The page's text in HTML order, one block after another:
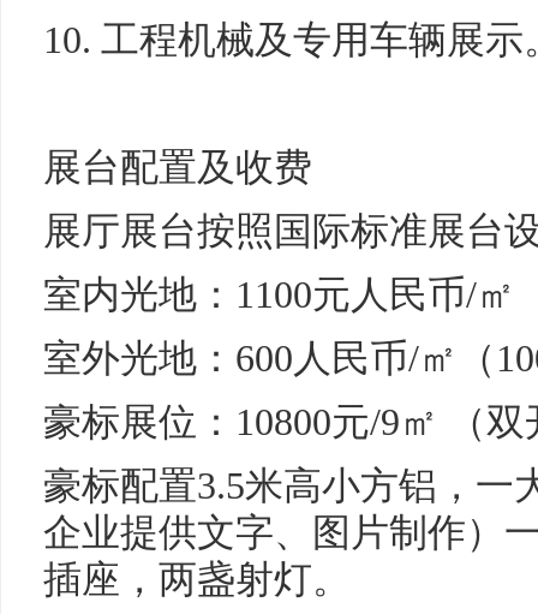
10. 工程机械及专用车辆展示
展台配置及收费
展厅展台按照国际标准展台
室内光地：1100元人民币/㎡
室外光地：600人民币/㎡（
豪标展位：10800元/9㎡ （
豪标配置3.5米高小方铝，一
企业提供文字、图片制作）
插座，两盏射灯。